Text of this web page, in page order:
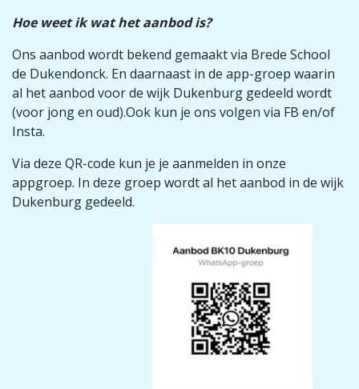
Hoe weet ik wat het aanbod is?
Ons aanbod wordt bekend gemaakt via Brede School
de Dukendonck. En daarnaast in de app-groep waarin
al het aanbod voor de wijk Dukenburg gedeeld wordt
(voor jong en oud).Ook kun je ons volgen via FB en/of
Insta.
Via deze QR-code kun je je aanmelden in onze
appgroep. In deze groep wordt al het aanbod in de wijk
Dukenburg gedeeld.